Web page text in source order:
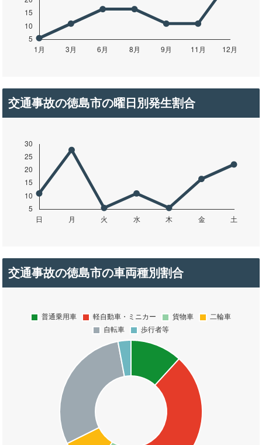
交通事故の徳島市の曜日別発生割合
交通事故の徳島市の車両種別割合